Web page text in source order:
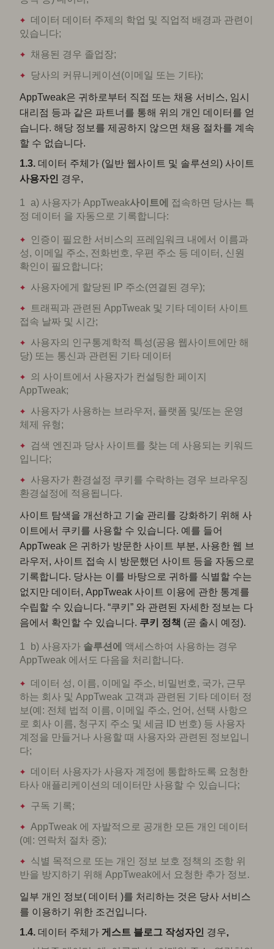
데이터 데이터 주제의 학업 및 직업적 배경과 관련이
있습니다;
채용된 경우 졸업장;
당사의 커뮤니케이션(이메일 또는 기타);
AppTweak은 귀하로부터 직접 또는 채용 서비스, 임시
대리점 등과 같은 파트너를 통해 위의 개인 데이터를 얻
습니다. 해당 정보를 제공하지 않으면 채용 절차를 계속
할 수 없습니다.
1.3. 데이터 주체가 (일반 웹사이트 및 솔루션의) 사이트
사용자인 경우,
a) 사용자가 AppTweak사이트에
접속하면 당사는 특
정 데이터 을 자동으로 기록합니다:
인증이 필요한 서비스의 프레임워크 내에서 이름과
성, 이메일 주소, 전화번호, 우편 주소 등 데이터, 신원
확인이 필요합니다;
사용자에게 할당된 IP 주소(연결된 경우);
트래픽과 관련된 AppTweak 및 기타 데이터 사이트
접속 날짜 및 시간;
사용자의 인구통계학적 특성(공용 웹사이트에만 해
당) 또는 통신과 관련된 기타 데이터
의 사이트에서 사용자가 컨설팅한 페이지
AppTweak;
사용자가 사용하는 브라우저, 플랫폼 및/또는 운영
체제 유형;
검색 엔진과 당사 사이트를 찾는 데 사용되는 키워드
입니다;
사용자가 환경설정 쿠키를 수락하는 경우 브라우징
환경설정에 적용됩니다.
사이트 탐색을 개선하고 기술 관리를 강화하기 위해 사
이트에서 쿠키를 사용할 수 있습니다. 예를 들어
AppTweak 은 귀하가 방문한 사이트 부분, 사용한 웹 브
라우저, 사이트 접속 시 방문했던 사이트 등을 자동으로
기록합니다. 당사는 이를 바탕으로 귀하를 식별할 수는
없지만 데이터, AppTweak 사이트 이용에 관한 통계를
수립할 수 있습니다. “쿠키” 와 관련된 자세한 정보는 다
음에서 확인할 수 있습니다. 쿠키 정책 (곧 출시 예정).
b) 사용자가 솔루션에
액세스하여 사용하는 경우
AppTweak 에서도 다음을 처리합니다.
데이터 성, 이름, 이메일 주소, 비밀번호, 국가, 근무
하는 회사 및 AppTweak 고객과 관련된 기타 데이터 정
보(예: 전체 법적 이름, 이메일 주소, 언어, 선택 사항으
로 회사 이름, 청구지 주소 및 세금 ID 번호) 등 사용자
계정을 만들거나 사용할 때 사용자와 관련된 정보입니
다;
데이터 사용자가 사용자 계정에 통합하도록 요청한
타사 애플리케이션의 데이터만 사용할 수 있습니다;
구독 기록;
AppTweak 에 자발적으로 공개한 모든 개인 데이터
(예: 연락처 절차 중);
식별 목적으로 또는 개인 정보 보호 정책의 조항 위
반을 방지하기 위해 AppTweak에서 요청한 추가 정보.
일부 개인 정보( 데이터 )를 처리하는 것은 당사 서비스
를 이용하기 위한 조건입니다.
1.4. 데이터 주체가 게스트 블로그 작성자인 경우,